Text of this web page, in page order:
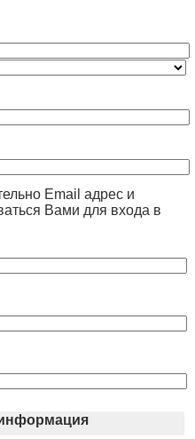
Email адрес и
Вами для входа в